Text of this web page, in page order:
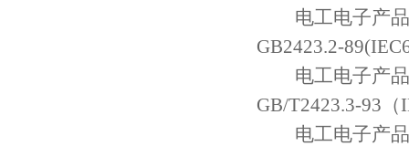
电工电子产品
GB2423.2-
电工电子产品
GB/T2423.3-93（
电工电子产品